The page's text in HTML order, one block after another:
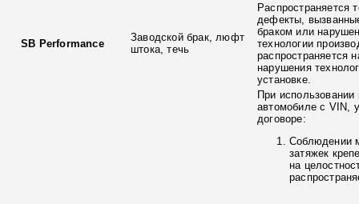
SB Performance
Заводской брак, люфт
штока, течь
Распространяется
дефекты,
браком или
технологии
распространяется
нарушения
установке.
При использовании
автомобиле с VIN,
договоре:
Соблюдении
затяжек
на